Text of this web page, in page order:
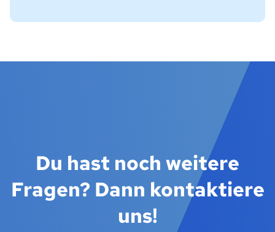
Du hast noch weitere
Fragen? Dann kontaktiere
uns!